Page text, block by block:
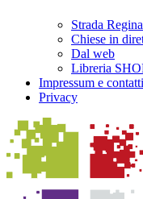
Strada
Chiese in
Dal web
Libreria
Impressum e contatti
Privacy